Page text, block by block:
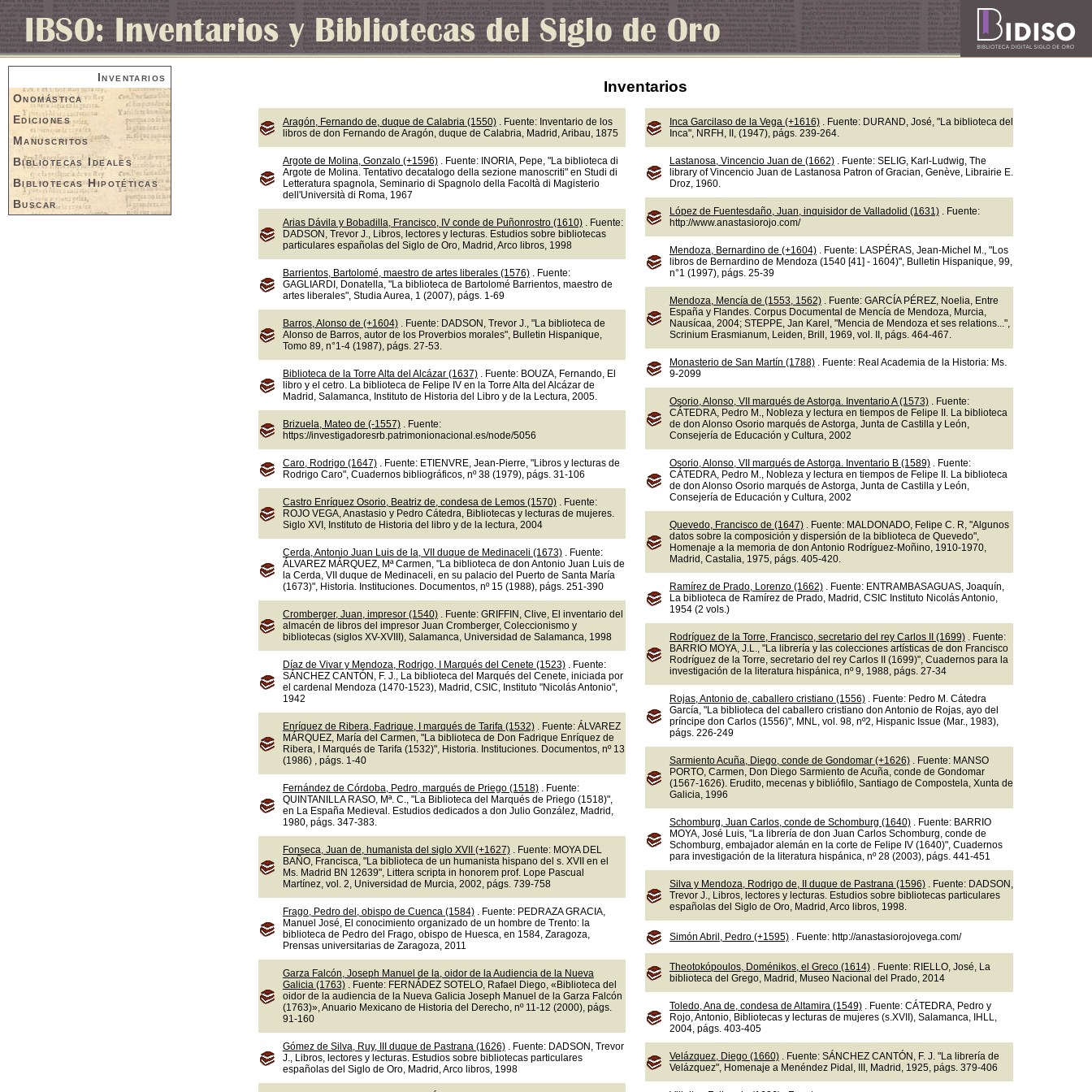
Inventarios
Onomástica
Ediciones
Manuscritos
Bibliotecas Ideales
Bibliotecas Hipotéticas
Buscar
Inventarios
Aragón, Fernando de, duque de Calabria (1550). Fuente: Inventario de los
libros de don Fernando de Aragón, duque de Calabria, Madrid, Aribau, 1875
Argote de Molina, Gonzalo (+1596). Fuente: INORIA, Pepe, "La biblioteca di
Argote de Molina. Tentativo decatalogo della sezione manoscriti" en Studi di
Letteratura spagnola, Seminario di Spagnolo della Facoltà di Magisterio
dell'Università di Roma, 1967
Arias Dávila y Bobadilla, Francisco, IV conde de Puñonrostro (1610). Fuente:
DADSON, Trevor J., Libros, lectores y lecturas. Estudios sobre bibliotecas
particulares españolas del Siglo de Oro, Madrid, Arco libros, 1998
Barrientos, Bartolomé, maestro de artes liberales (1576). Fuente:
GAGLIARDI, Donatella, "La biblioteca de Bartolomé Barrientos, maestro de
artes liberales", Studia Aurea, 1 (2007), págs. 1-69
Barros, Alonso de (+1604). Fuente: DADSON, Trevor J., "La biblioteca de
Alonso de Barros, autor de los Proverbios morales", Bulletin Hispanique,
Tomo 89, n°1-4 (1987), págs. 27-53.
Biblioteca de la Torre Alta del Alcázar (1637). Fuente: BOUZA, Fernando, El
libro y el cetro. La biblioteca de Felipe IV en la Torre Alta del Alcázar de
Madrid, Salamanca, Instituto de Historia del Libro y de la Lectura, 2005.
Brizuela, Mateo de (-1557). Fuente:
https://investigadoresrb.patrimonionacional.es/node/5056
Caro, Rodrigo (1647). Fuente: ETIENVRE, Jean-Pierre, "Libros y lecturas de
Rodrigo Caro", Cuadernos bibliográficos, nº 38 (1979), págs. 31-106
Castro Enríquez Osorio, Beatriz de, condesa de Lemos (1570). Fuente:
ROJO VEGA, Anastasio y Pedro Cátedra, Bibliotecas y lecturas de mujeres.
Siglo XVI, Instituto de Historia del libro y de la lectura, 2004
Cerda, Antonio Juan Luis de la, VII duque de Medinaceli (1673). Fuente:
ÁLVAREZ MÁRQUEZ, Mª Carmen, "La biblioteca de don Antonio Juan Luis de
la Cerda, VII duque de Medinaceli, en su palacio del Puerto de Santa María
(1673)", Historia. Instituciones. Documentos, nº 15 (1988), págs. 251-390
Cromberger, Juan, impresor (1540). Fuente: GRIFFIN, Clive, El inventario del
almacén de libros del impresor Juan Cromberger, Coleccionismo y
bibliotecas (siglos XV-XVIII), Salamanca, Universidad de Salamanca, 1998
Díaz de Vivar y Mendoza, Rodrigo, I Marqués del Cenete (1523). Fuente:
SÁNCHEZ CANTÓN, F. J., La biblioteca del Marqués del Cenete, iniciada por
el cardenal Mendoza (1470-1523), Madrid, CSIC, Instituto "Nicolás Antonio",
1942
Enríquez de Ribera, Fadrique, I marqués de Tarifa (1532). Fuente: ÁLVAREZ
MÁRQUEZ, María del Carmen, "La biblioteca de Don Fadrique Enríquez de
Ribera, I Marqués de Tarifa (1532)", Historia. Instituciones. Documentos, nº 13
(1986) , págs. 1-40
Fernández de Córdoba, Pedro, marqués de Priego (1518). Fuente:
QUINTANILLA RASO, Mª. C., "La Biblioteca del Marqués de Priego (1518)",
en La España Medieval. Estudios dedicados a don Julio González, Madrid,
1980, págs. 347-383.
Fonseca, Juan de, humanista del siglo XVII (+1627). Fuente: MOYA DEL
BAÑO, Francisca, "La biblioteca de un humanista hispano del s. XVII en el
Ms. Madrid BN 12639", Littera scripta in honorem prof. Lope Pascual
Martínez, vol. 2, Universidad de Murcia, 2002, págs. 739-758
Frago, Pedro del, obispo de Cuenca (1584). Fuente: PEDRAZA GRACIA,
Manuel José, El conocimiento organizado de un hombre de Trento: la
biblioteca de Pedro del Frago, obispo de Huesca, en 1584, Zaragoza,
Prensas universitarias de Zaragoza, 2011
Garza Falcón, Joseph Manuel de la, oidor de la Audiencia de la Nueva
Galicia (1763). Fuente: FERNÁDEZ SOTELO, Rafael Diego, «Biblioteca del
oidor de la audiencia de la Nueva Galicia Joseph Manuel de la Garza Falcón
(1763)», Anuario Mexicano de Historia del Derecho, nº 11-12 (2000), págs.
91-160
Gómez de Silva, Ruy, III duque de Pastrana (1626). Fuente: DADSON, Trevor
J., Libros, lectores y lecturas. Estudios sobre bibliotecas particulares
españolas del Siglo de Oro, Madrid, Arco libros, 1998
Inca Garcilaso de la Vega (+1616). Fuente: DURAND, José, "La biblioteca del
Inca", NRFH, II, (1947), págs. 239-264.
Lastanosa, Vincencio Juan de (1662). Fuente: SELIG, Karl-Ludwig, The
library of Vincencio Juan de Lastanosa Patron of Gracian, Genève, Librairie E.
Droz, 1960.
López de Fuentesdaño, Juan, inquisidor de Valladolid (1631). Fuente:
http://www.anastasiorojo.com/
Mendoza, Bernardino de (+1604). Fuente: LASPÉRAS, Jean-Michel M., "Los
libros de Bernardino de Mendoza (1540 [41] - 1604)", Bulletin Hispanique, 99,
n°1 (1997), págs. 25-39
Mendoza, Mencía de (1553, 1562). Fuente: GARCÍA PÉREZ, Noelia, Entre
España y Flandes. Corpus Documental de Mencía de Mendoza, Murcia,
Nausícaa, 2004; STEPPE, Jan Karel, "Mencia de Mendoza et ses relations...",
Scrinium Erasmianum, Leiden, Brill, 1969, vol. II, págs. 464-467.
Monasterio de San Martín (1788). Fuente: Real Academia de la Historia: Ms.
9-2099
Osorio, Alonso, VII marqués de Astorga. Inventario A (1573). Fuente:
CÁTEDRA, Pedro M., Nobleza y lectura en tiempos de Felipe II. La biblioteca
de don Alonso Osorio marqués de Astorga, Junta de Castilla y León,
Consejería de Educación y Cultura, 2002
Osorio, Alonso, VII marqués de Astorga. Inventario B (1589). Fuente:
CÁTEDRA, Pedro M., Nobleza y lectura en tiempos de Felipe II. La biblioteca
de don Alonso Osorio marqués de Astorga, Junta de Castilla y León,
Consejería de Educación y Cultura, 2002
Quevedo, Francisco de (1647). Fuente: MALDONADO, Felipe C. R, "Algunos
datos sobre la composición y dispersión de la biblioteca de Quevedo",
Homenaje a la memoria de don Antonio Rodríguez-Moñino, 1910-1970,
Madrid, Castalia, 1975, págs. 405-420.
Ramírez de Prado, Lorenzo (1662). Fuente: ENTRAMBASAGUAS, Joaquín,
La biblioteca de Ramírez de Prado, Madrid, CSIC Instituto Nicolás Antonio,
1954 (2 vols.)
Rodríguez de la Torre, Francisco, secretario del rey Carlos II (1699). Fuente:
BARRIO MOYA, J.L., "La librería y las colecciones artísticas de don Francisco
Rodríguez de la Torre, secretario del rey Carlos II (1699)", Cuadernos para la
investigación de la literatura hispánica, nº 9, 1988, págs. 27-34
Rojas, Antonio de, caballero cristiano (1556). Fuente: Pedro M. Cátedra
García, "La biblioteca del caballero cristiano don Antonio de Rojas, ayo del
príncipe don Carlos (1556)", MNL, vol. 98, nº2, Hispanic Issue (Mar., 1983),
págs. 226-249
Sarmiento Acuña, Diego, conde de Gondomar (+1626). Fuente: MANSO
PORTO, Carmen, Don Diego Sarmiento de Acuña, conde de Gondomar
(1567-1626). Erudito, mecenas y bibliófilo, Santiago de Compostela, Xunta de
Galicia, 1996
Schomburg, Juan Carlos, conde de Schomburg (1640). Fuente: BARRIO
MOYA, José Luis, "La librería de don Juan Carlos Schomburg, conde de
Schomburg, embajador alemán en la corte de Felipe IV (1640)", Cuadernos
para investigación de la literatura hispánica, nº 28 (2003), págs. 441-451
Silva y Mendoza, Rodrigo de, II duque de Pastrana (1596). Fuente: DADSON,
Trevor J., Libros, lectores y lecturas. Estudios sobre bibliotecas particulares
españolas del Siglo de Oro, Madrid, Arco libros, 1998.
Simón Abril, Pedro (+1595). Fuente: http://anastasiorojovega.com/
Theotokópoulos, Doménikos, el Greco (1614). Fuente: RIELLO, José, La
biblioteca del Grego, Madrid, Museo Nacional del Prado, 2014
Toledo, Ana de, condesa de Altamira (1549). Fuente: CÁTEDRA, Pedro y
Rojo, Antonio, Bibliotecas y lecturas de mujeres (s.XVII), Salamanca, IHLL,
2004, págs. 403-405
Velázquez, Diego (1660). Fuente: SÁNCHEZ CANTÓN, F. J. "La librería de
Velázquez", Homenaje a Menéndez Pidal, III, Madrid, 1925, págs. 379-406